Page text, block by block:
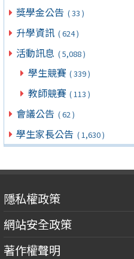
獎學金公告 ( 33 )
升學資訊 ( 624 )
活動訊息 ( 5,088 )
學生競賽 ( 339 )
教師競賽 ( 113 )
會議公告 ( 62 )
學生家長公告 ( 1,630 )
隱私權政策
網站安全政策
著作權聲明